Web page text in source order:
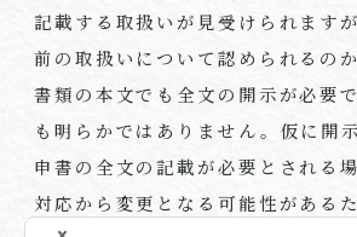
記載する取扱いが見受けられます
前の取扱いについて認められるの
書類の本文でも全文の開示が必要
も明らかではありません。仮に開
申書の全文の記載が必要とされる
対応から変更となる可能性がある